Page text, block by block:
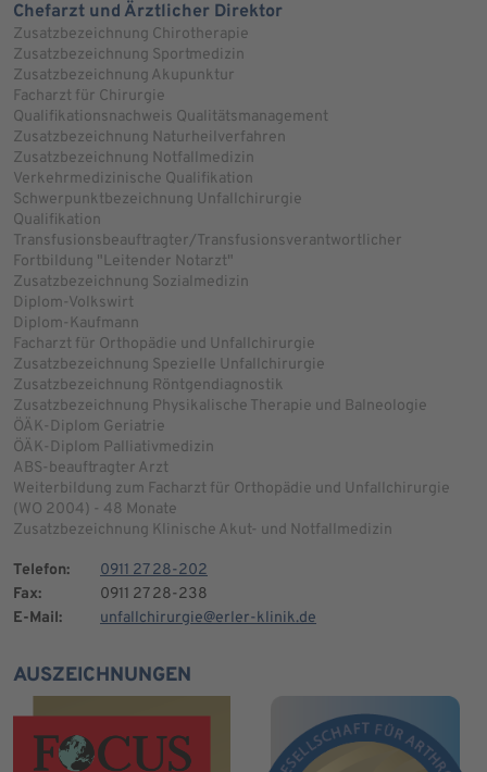
Chefarzt und Ärztlicher Direktor
Zusatzbezeichnung Chirotherapie
Zusatzbezeichnung Sportmedizin
Zusatzbezeichnung Akupunktur
Facharzt für Chirurgie
Qualifikationsnachweis Qualitätsmanagement
Zusatzbezeichnung Naturheilverfahren
Zusatzbezeichnung Notfallmedizin
Verkehrmedizinische Qualifikation
Schwerpunktbezeichnung Unfallchirurgie
Qualifikation
Transfusionsbeauftragter/Transfusionsverantwortlicher
Fortbildung "Leitender Notarzt"
Zusatzbezeichnung Sozialmedizin
Diplom-Volkswirt
Diplom-Kaufmann
Facharzt für Orthopädie und Unfallchirurgie
Zusatzbezeichnung Spezielle Unfallchirurgie
Zusatzbezeichnung Röntgendiagnostik
Zusatzbezeichnung Physikalische Therapie und Balneologie
ÖÄK-Diplom Geriatrie
ÖÄK-Diplom Palliativmedizin
ABS-beauftragter Arzt
Weiterbildung zum Facharzt für Orthopädie und Unfallchirurgie
(WO 2004) - 48 Monate
Zusatzbezeichnung Klinische Akut- und Notfallmedizin
Telefon:
0911 27 28-202
Fax:
0911 27 28-238
E-Mail:
unfallchirurgie@erler-klinik.de
AUSZEICHNUNGEN